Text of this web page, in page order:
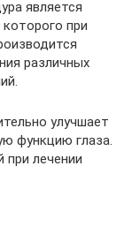
является
при
различных
улучшает
функцию глаза.
лечении